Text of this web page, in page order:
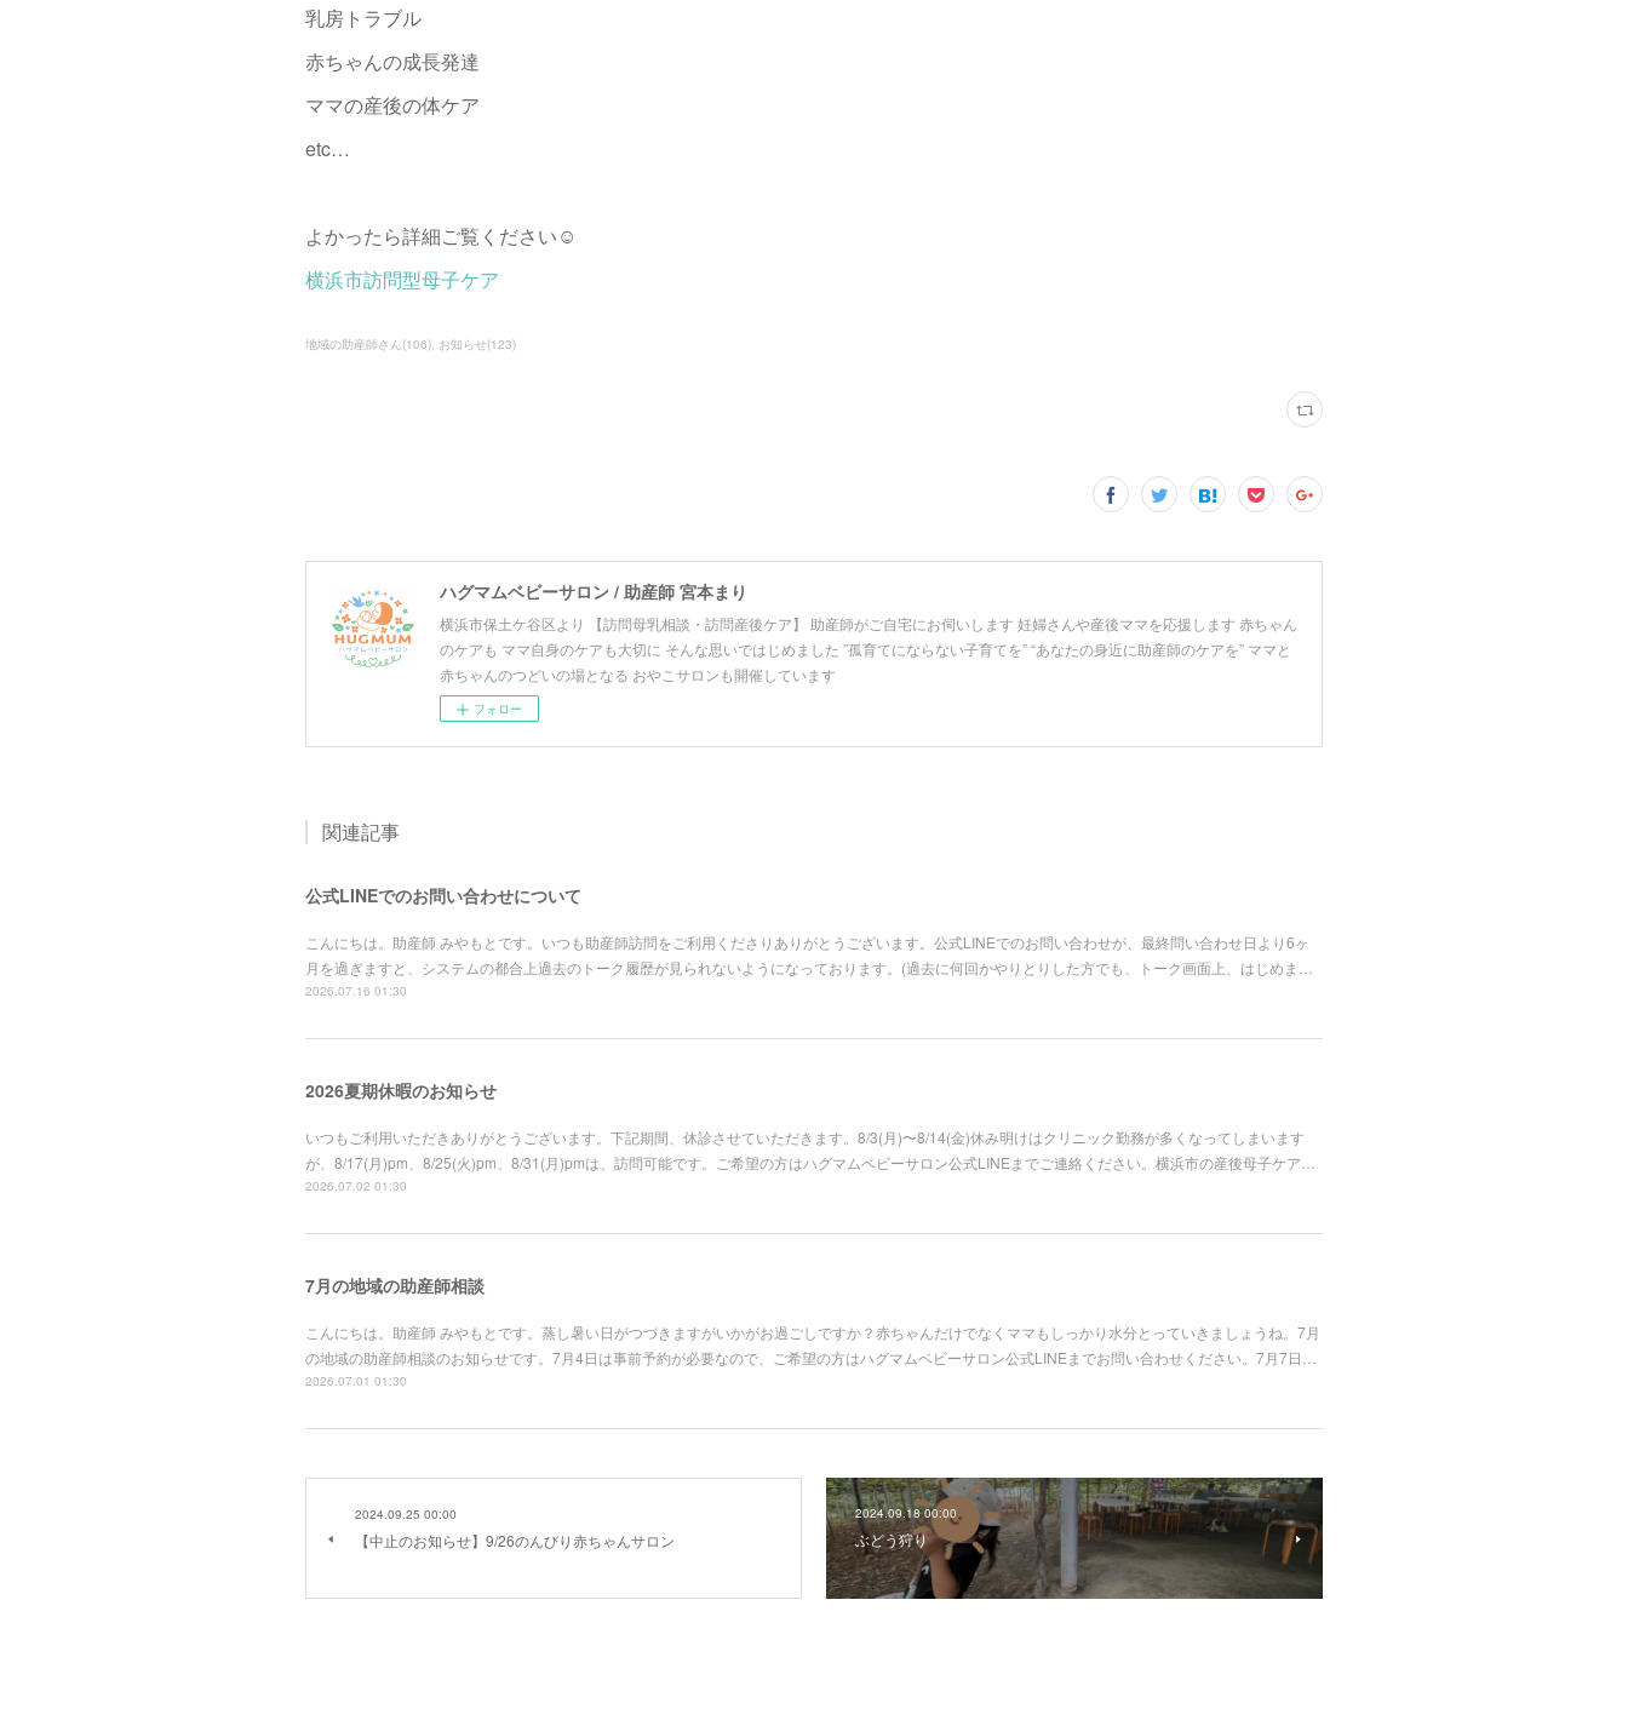
乳房トラブル
赤ちゃんの成長発達
ママの産後の体ケア
etc…
よかったら詳細ご覧ください☺️
横浜市訪問型母子ケア
地域の助産師さん(106) お知らせ(123)
ハグマムベビーサロン / 助産師 宮本まり
横浜市保土ケ谷区より 【訪問母乳相談・訪問産後ケア】 助産師がご自宅にお伺いします 妊婦さんや産後ママを応援します 赤ちゃん
のケアも ママ自身のケアも大切に そんな思いではじめました ”孤育てにならない子育てを” “あなたの身近に助産師のケアを” ママと
赤ちゃんのつどいの場となる おやこサロンも開催しています
フォロー
関連記事
公式LINEでのお問い合わせについて
こんにちは。助産師 みやもとです。いつも助産師訪問をご利用くださりありがとうございます。公式LINEでのお問い合わせが、最終問い合わせ日より6ヶ
月を過ぎますと、システムの都合上過去のトーク履歴が見られないようになっております。(過去に何回かやりとりした方でも、トーク画面上、はじめま…
2026.07.16 01:30
2026夏期休暇のお知らせ
いつもご利用いただきありがとうございます。下記期間、休診させていただきます。8/3(月)〜8/14(金)休み明けはクリニック勤務が多くなってしまいます
が、8/17(月)pm、8/25(火)pm、8/31(月)pmは、訪問可能です。ご希望の方はハグマムベビーサロン公式LINEまでご連絡ください。横浜市の産後母子ケア…
2026.07.02 01:30
7月の地域の助産師相談
こんにちは。助産師 みやもとです。蒸し暑い日がつづきますがいかがお過ごしですか？赤ちゃんだけでなくママもしっかり水分とっていきましょうね。7月
の地域の助産師相談のお知らせです。7月4日は事前予約が必要なので、ご希望の方はハグマムベビーサロン公式LINEまでお問い合わせください。7月7日…
2026.07.01 01:30
2024.09.25 00:00
【中止のお知らせ】9/26のんびり赤ちゃんサロン
2024.09.18 00:00
ぶどう狩り